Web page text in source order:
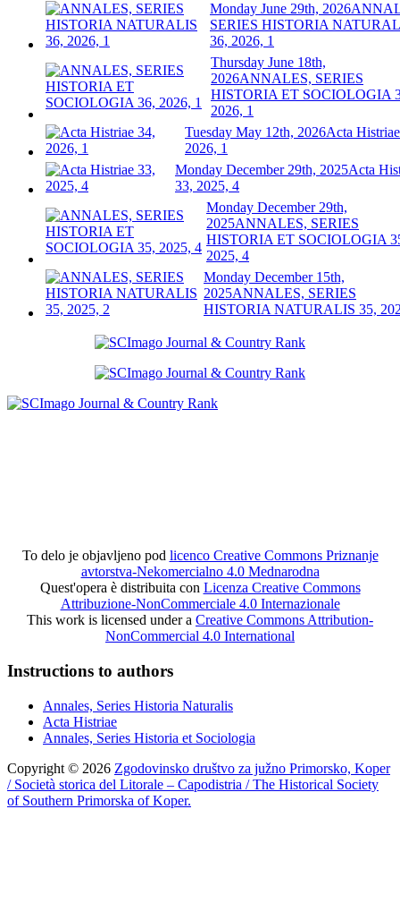
Monday June 29th, 2026
SERIES HISTORIA
36, 2026, 1
Thursday June 18th,
2026ANNALES, SERIES
HISTORIA ET SOCIOLOGIA
2026, 1
Tuesday May 12th, 2026Acta
2026, 1
Monday December 29th, 2025Acta
33, 2025, 4
Monday December 29th,
2025ANNALES, SERIES
HISTORIA ET SOCIOLOGIA
2025, 4
Monday December 15th,
2025ANNALES, SERIES
HISTORIA NATURALIS 35,
To delo je objavljeno pod licenco Creative Commons Priznanje
avtorstva-Nekomercialno 4.0 Mednarodna
Quest'opera è distribuita con Licenza Creative Commons
Attribuzione-NonCommerciale 4.0 Internazionale
This work is licensed under a Creative Commons Attribution-
NonCommercial 4.0 International
Instructions to authors
Annales, Series Historia Naturalis
Acta Histriae
Annales, Series Historia et Sociologia
Copyright © 2026 Zgodovinsko društvo za južno Primorsko, Koper
/ Società storica del Litorale – Capodistria / The Historical Society
of Southern Primorska of Koper.